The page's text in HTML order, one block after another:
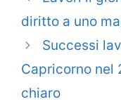
diritto a uno
Successi
Capricorno nel
chiaro